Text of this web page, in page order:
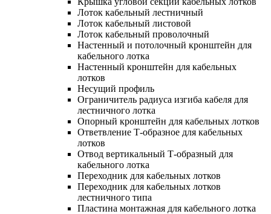
Лоток кабельный лестничный
Лоток кабельный листовой
Лоток кабельный проволочный
Настенный и потолочный кронштейн для
кабельного лотка
Настенный кронштейн для кабельных
лотков
Несущий профиль
Ограничитель радиуса изгиба кабеля для
лестничного лотка
Опорный кронштейн для кабельных лотков
Ответвление Т-образное для кабельных
лотков
Отвод вертикальный Т-образный для
кабельного лотка
Переходник для кабельных лотков
Переходник для кабельных лотков
лестничного типа
Пластина монтажная для кабельного лотка